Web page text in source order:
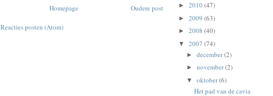
Oudere post
Homepage
Reacties posten (Atom)
► 2010(47)
► 2009 (63)
► 2008 (40)
▼ 2007 (74)
► december(2)
► november(2)
▼ oktober(6)
Het pad van de cavia